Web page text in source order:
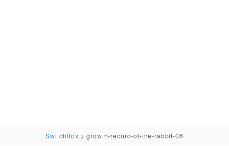
SwitchBox >growth-record-of-the-rabbit-06